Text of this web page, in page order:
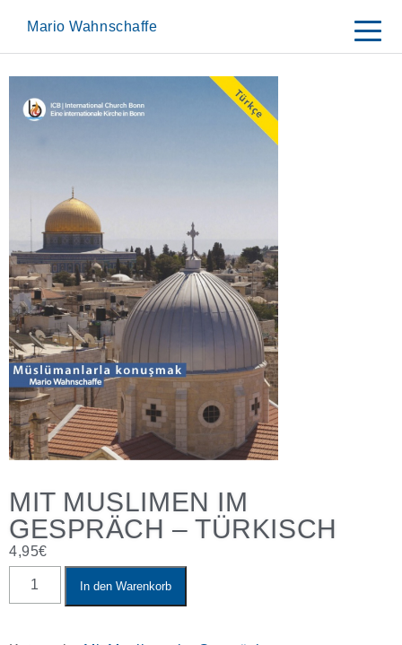
Mario Wahnschaffe
MIT MUSLIMEN IM
GESPRÄCH – TÜRKISCH
4,95€
Muslimen
In den Warenkorb